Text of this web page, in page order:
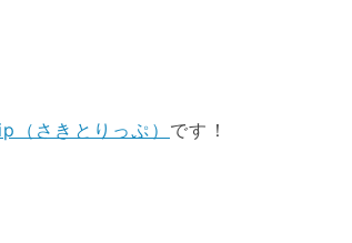
さきとりっぷ） です！